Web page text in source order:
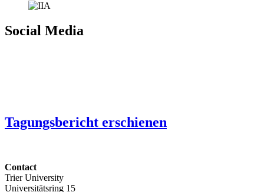
Social Media
Tagungsbericht erschienen
Contact
Trier University
Universitätsring 15